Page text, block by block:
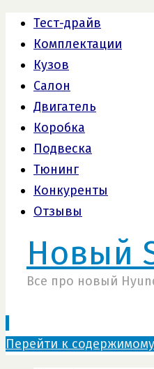
Тест-драйв
Комплектации
Кузов
Салон
Двигатель
Коробка
Подвеска
Тюнинг
Конкуренты
Отзывы
Новый
Все про новый
Перейти к содержимому